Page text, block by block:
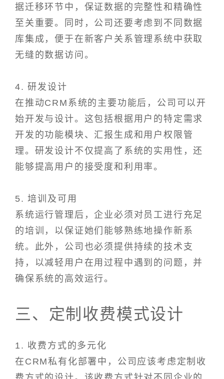
据迁移环节中，保证数据的完整性和精确性
至关重要。同时，公司还要考虑到不同数据
库集成，便于在新客户关系管理系统中获取
无缝的数据访问。
4. 研发设计
在推动CRM系统的主要功能后，公司可以开
始开发与设计。这包括根据用户的特定需求
开发的功能模块、汇报生成和用户权限管
理。研发设计不仅提高了系统的实用性，还
能够提高用户的接受度和利用率。
5. 培训及可用
系统运行管理后，企业必须对员工进行充足
的培训，以保证她们能够熟练地操作新系
统。此外，公司也必须提供持续的技术支
持，以减轻用户在用过程中遇到的问题，并
确保系统的高效运行。
三、定制收费模式设计
1. 收费方式的多元化
在CRM私有化部署中，公司应该考虑定制收